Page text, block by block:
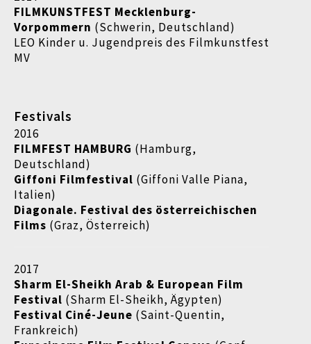
FILMKUNSTFEST Mecklenburg-
Vorpommern (Schwerin, Deutschland)
LEO Kinder u. Jugendpreis des Filmkunstfest
MV
Festivals
2016
FILMFEST HAMBURG (Hamburg,
Deutschland)
Giffoni Filmfestival (Giffoni Valle Piana,
Italien)
Diagonale. Festival des österreichischen
Films (Graz, Österreich)
2017
Sharm El-Sheikh Arab & European Film
Festival (Sharm El-Sheikh, Ägypten)
Festival Ciné-Jeune (Saint-Quentin,
Frankreich)